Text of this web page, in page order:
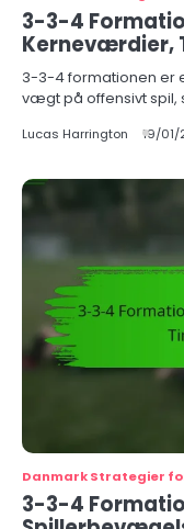
3-3-4
Kerneværdier,
3-3-4 formationen er
vægt på offensivt spil,
Lucas Harrington 19/01/
Danmark Strategier
3-3-4